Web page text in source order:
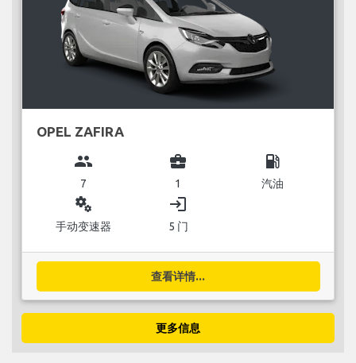
OPEL ZAFIRA
group
7
business_center
1
local_gas_station
汽油
miscellaneous_services
手动变速器
login
5 门
查看详情...
更多信息